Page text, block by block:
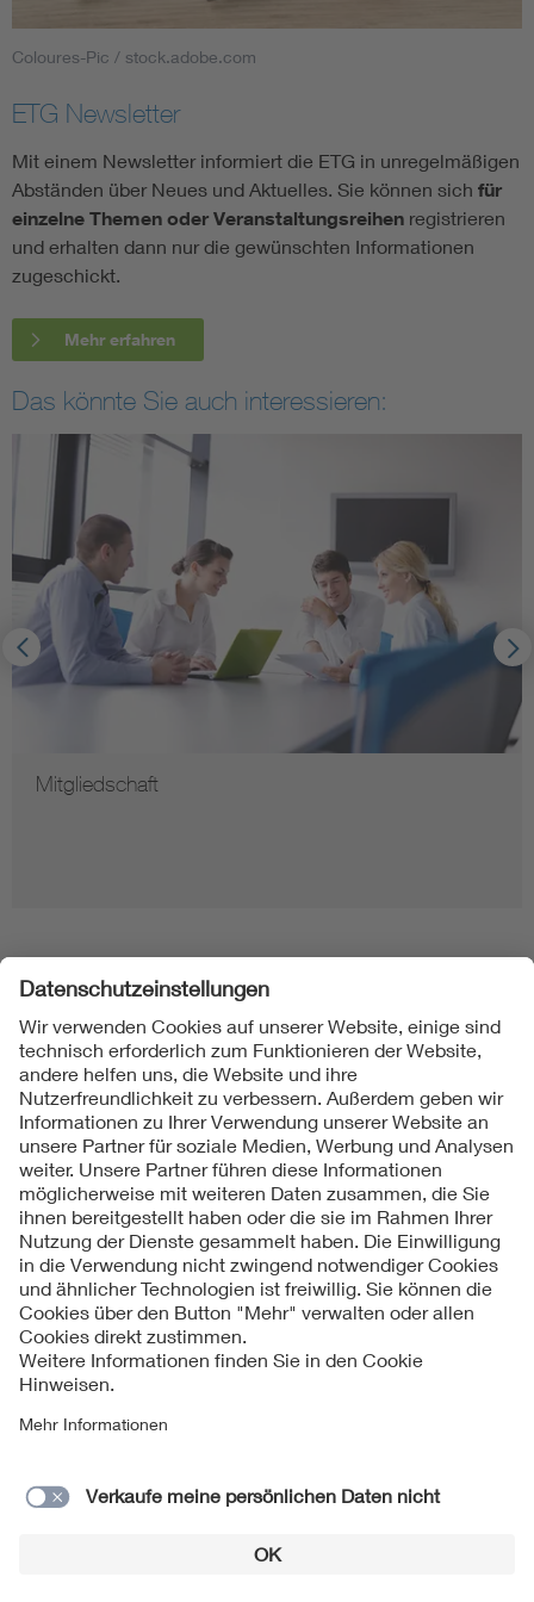
Coloures-Pic / stock.adobe.com
ETG Newsletter
Mit einem Newsletter informiert die ETG in unregelmäßigen
Abständen über Neues und Aktuelles. Sie können sich für
einzelne Themen oder Veranstaltungsreihen registrieren
und erhalten dann nur die gewünschten Informationen
zugeschickt.
Mehr erfahren
Das könnte Sie auch interessieren:
Mitgliedschaft
Folgen Sie uns
Kontakte
Service
Impressum
Datenschutzinformationen
Cookie Hinweise
Lieferantenportal
© 2026 VDE Verband der Elektrotechnik Elektronik